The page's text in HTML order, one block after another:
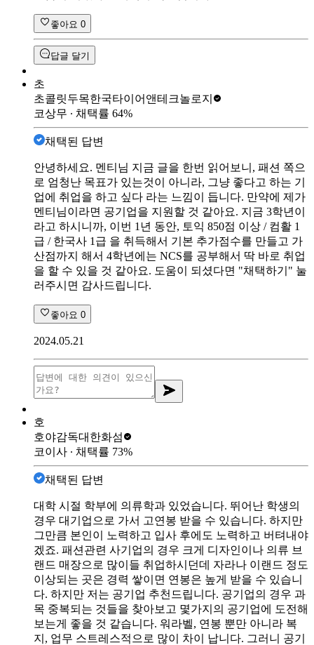
좋아요 0
답글 달기
초
초콜릿두목한국타이어앤테크놀로지
코상무 ∙ 채택률 64%
채택된 답변
안녕하세요. 멘티님 지금 글을 한번 읽어보니, 패션 쪽으
로 엄청난 목표가 있는것이 아니라, 그냥 좋다고 하는 기
업에 취업을 하고 싶다 라는 느낌이 듭니다. 만약에 제가
멘티님이라면 공기업을 지원할 것 같아요. 지금 3학년이
라고 하시니까, 이번 1년 동안, 토익 850점 이상 / 컴활 1
급 / 한국사 1급 을 취득해서 기본 추가점수를 만들고 가
산점까지 해서 4학년에는 NCS를 공부해서 딱 바로 취업
을 할 수 있을 것 같아요. 도움이 되셨다면 "채택하기" 눌
러주시면 감사드립니다.
좋아요 0
2024.05.21
호
호야감독대한화섬
코이사 ∙ 채택률 73%
채택된 답변
대학 시절 학부에 의류학과 있었습니다. 뛰어난 학생의
경우 대기업으로 가서 고연봉 받을 수 있습니다. 하지만
그만큼 본인이 노력하고 입사 후에도 노력하고 버텨내야
겠죠. 패션관련 사기업의 경우 크게 디자인이나 의류 브
랜드 매장으로 많이들 취업하시던데 자라나 이랜드 정도
이상되는 곳은 경력 쌓이면 연봉은 높게 받을 수 있습니
다. 하지만 저는 공기업 추천드립니다. 공기업의 경우 과
목 중복되는 것들을 찾아보고 몇가지의 공기업에 도전해
보는게 좋을 것 같습니다. 워라벨, 연봉 뿐만 아니라 복
지, 업무 스트레스적으로 많이 차이 납니다. 그러니 공기